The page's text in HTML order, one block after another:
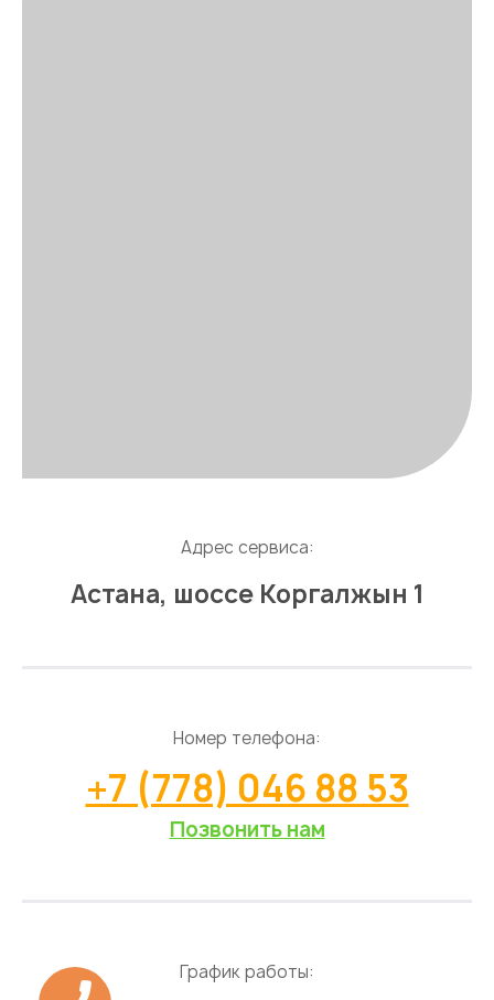
Адрес сервиса:
Астана, шоссе Коргалжын 1
Номер телефона:
+7 (778) 046 88 53
Позвонить нам
График работы: